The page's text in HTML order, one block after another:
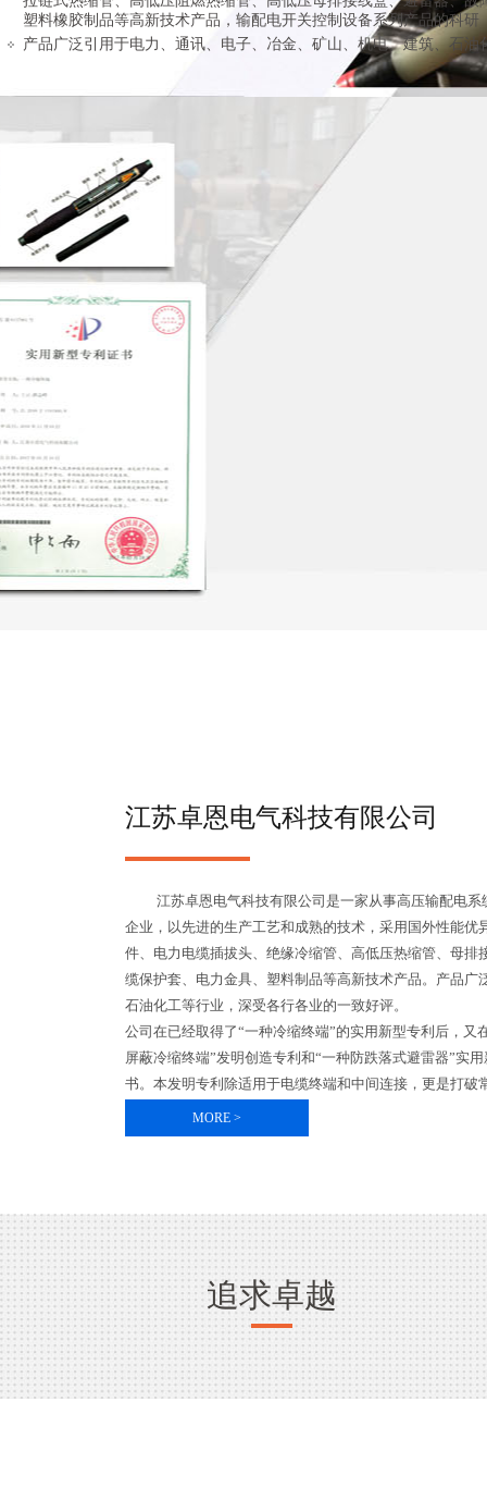
塑料橡胶制品等高新技术产品，输配电开关控制设备系列产品的科研
产品广泛引用于电力、通讯、电子、冶金、矿山、机电、建筑、石油
江苏卓恩电气科技有限公司
江苏卓恩电气科技有限公司是一家从事高压输配电系
企业，以先进的生产工艺和成熟的技术，采用国外性能
件、电力电缆插拔头、绝缘冷缩管、高低压热缩管、母
缆保护套、电力金具、塑料制品等高新技术产品。产品
石油化工等行业，深受各行各业的一致好评。
公司在已经取得了“一种冷缩终端”的实用新型专利后，
屏蔽冷缩终端”发明创造专利和“一种防跌落式避雷器”实
书。本发明专利除适用于电缆终端和中间连接，更是打
MORE >
追求卓越